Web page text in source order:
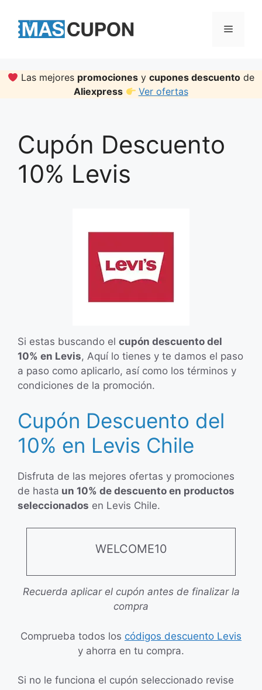
content
Menu
Las mejores promociones ycupones descuento de
Aliexpress
Ver ofertas
Cupón Descuento
10% Levis
Si estas buscando el cupón descuento del
10% en Levis, Aquí lo tienes y te damos el paso
a paso como aplicarlo, así como los términos y
condiciones de la promoción.
Cupón Descuento del
10% en Levis Chile
Disfruta de las mejores ofertas y promociones
de hasta un 10% de descuento en productos
seleccionados en Levis Chile.
WELCOME10
Recuerda aplicar el cupón antes de finalizar la
compra
Comprueba todos los códigos descuento Levis
y ahorra en tu compra.
Si no le funciona el cupón seleccionado revise